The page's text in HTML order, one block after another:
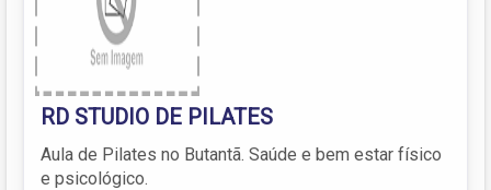
RD STUDIO DE PILATES
Aula de Pilates no Butantã. Saúde e bem estar físico
e psicológico.